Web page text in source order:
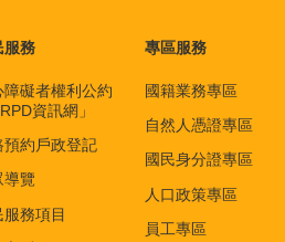
服務
障礙者權利公約
資訊網」
預約戶政登記
導覽
服務項目
專區服務
國籍業務專區
自然人憑證專區
國民身分證專區
人口政策專區
員工專區